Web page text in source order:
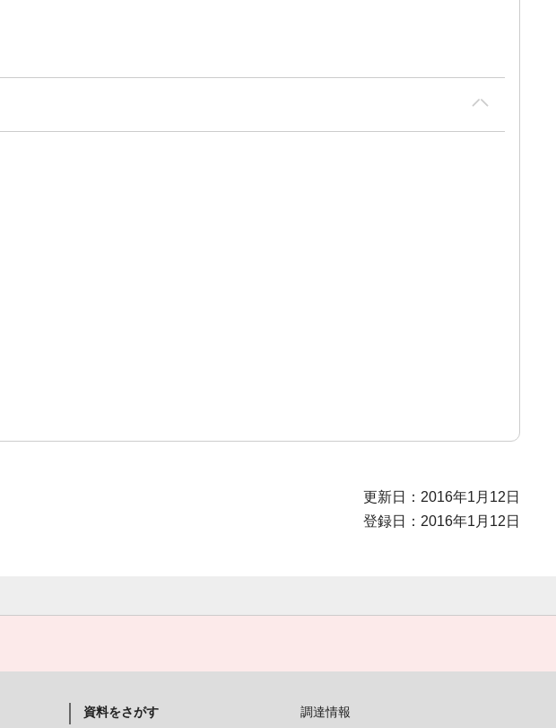
更新日：2016年1月12日
登録日：2016年1月12日
資料をさがす
調達情報